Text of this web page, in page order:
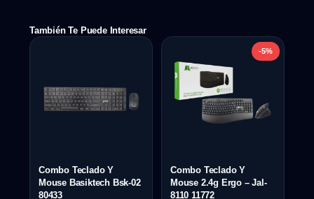
También Te Puede Interesar
Combo Teclado Y
Mouse Basiktech Bsk-02
80433
-5%
Combo Teclado Y
Mouse 2.4g Ergo – Jal-
8110 11772